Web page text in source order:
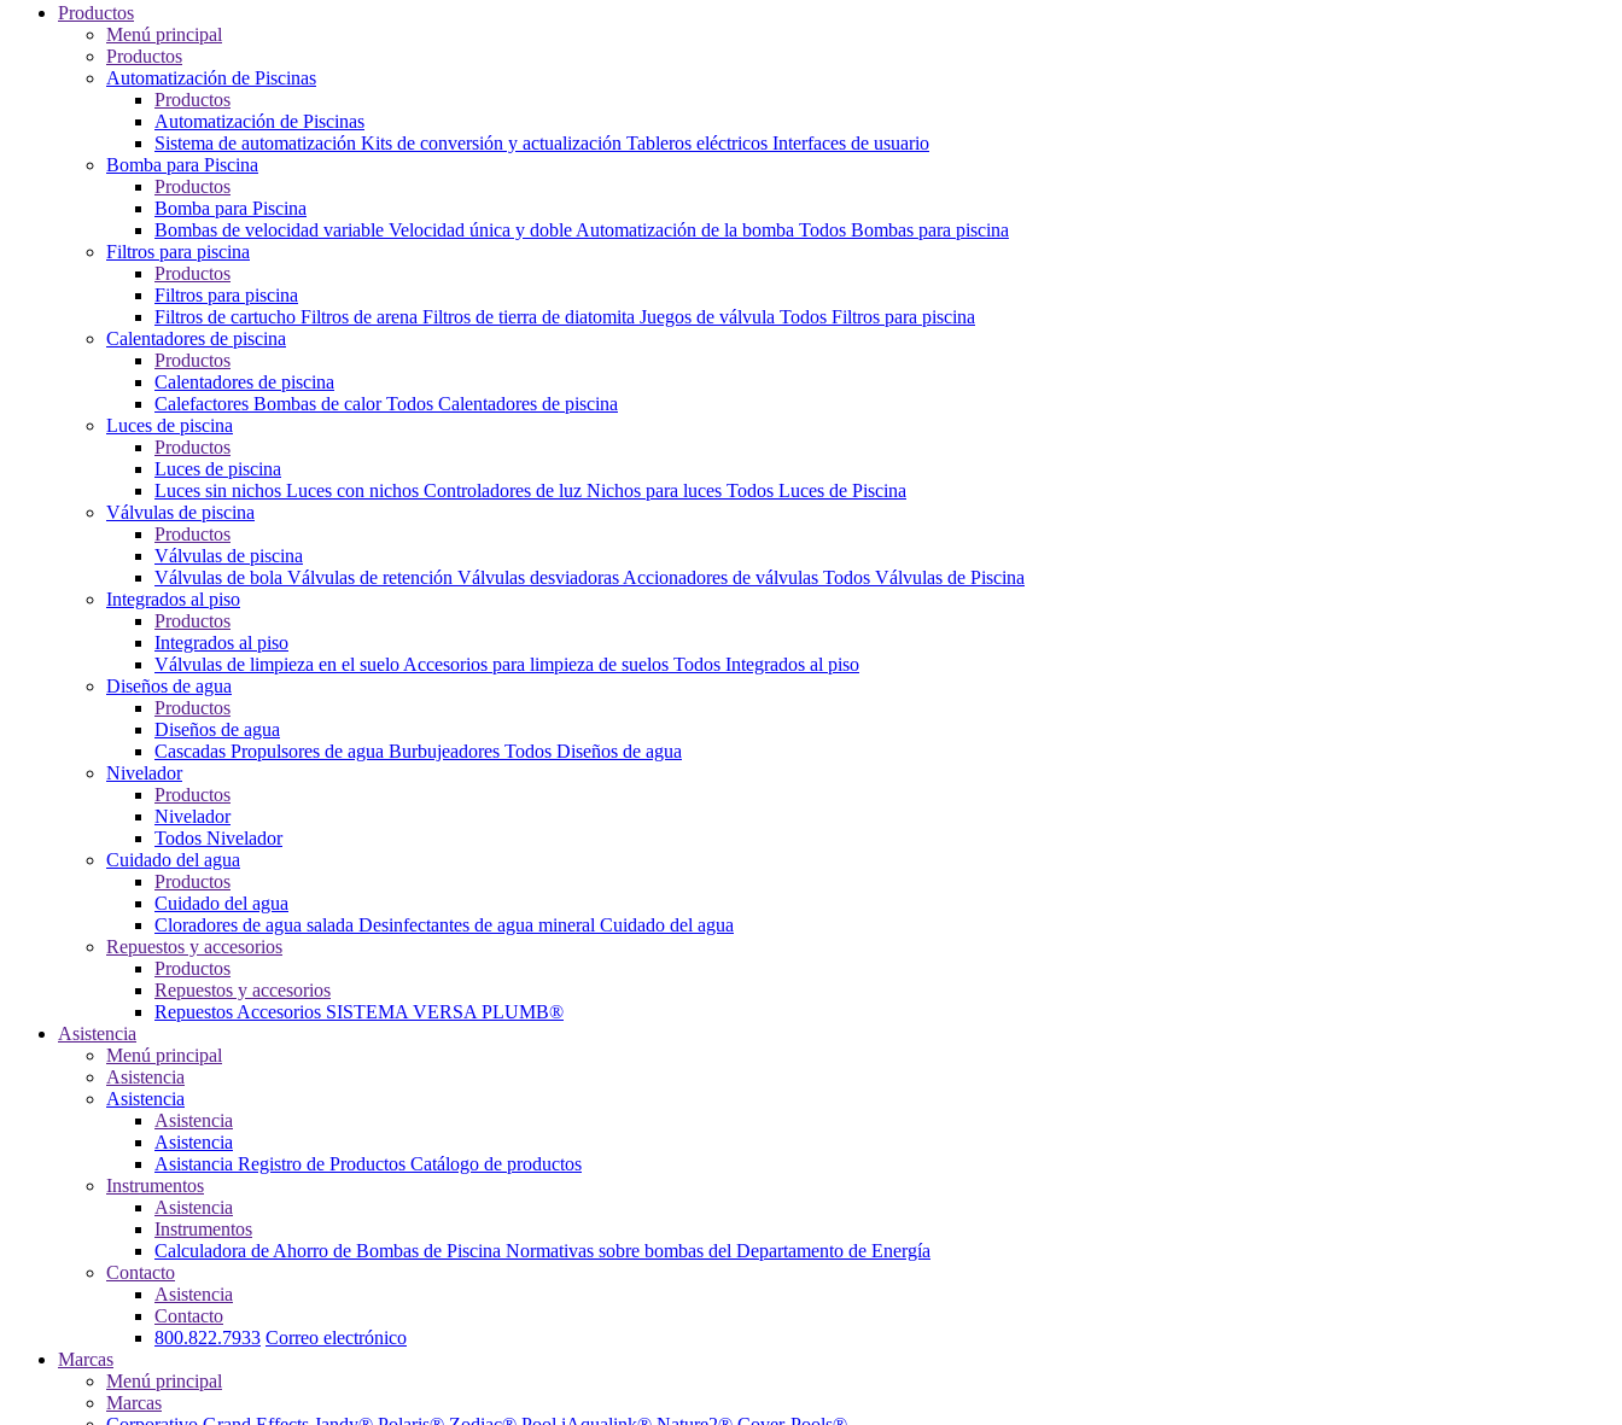
Productos
Menú principal
Productos
Automatización de Piscinas
Productos
Automatización de Piscinas
Sistema de automatización Kits de conversión y actualización Tableros eléctricos Interfaces de usuario
Bomba para Piscina
Productos
Bomba para Piscina
Bombas de velocidad variable Velocidad única y doble Automatización de la bomba Todos Bombas para piscina
Filtros para piscina
Productos
Filtros para piscina
Filtros de cartucho Filtros de arena Filtros de tierra de diatomita Juegos de válvula Todos Filtros para piscina
Calentadores de piscina
Productos
Calentadores de piscina
Calefactores Bombas de calorTodos Calentadores de piscina
Luces de piscina
Productos
Luces de piscina
Luces sin nichos Luces con nichos Controladores de luz Nichos para luces Todos Luces de Piscina
Válvulas de piscina
Productos
Válvulas de piscina
Válvulas de bola Válvulas de retención Válvulas desviadoras Accionadores de válvulas Todos Válvulas de Piscina
Integrados al piso
Productos
Integrados al piso
Válvulas de limpieza en el suelo Accesorios para limpieza de suelos Todos Integrados al piso
Diseños de agua
Productos
Diseños de agua
Cascadas Propulsores de agua Burbujeadores Todos Diseños de agua
Nivelador
Productos
Nivelador
Todos Nivelador
Cuidado del agua
Productos
Cuidado del agua
Cloradores de agua salada Desinfectantes de agua mineral Cuidado del agua
Repuestos y accesorios
Productos
Repuestos y accesorios
Repuestos Accesorios SISTEMA VERSA PLUMB®
Asistencia
Menú principal
Asistencia
Asistencia
Asistencia
Asistencia
Asistancia Registro de Productos Catálogo de productos
Instrumentos
Asistencia
Instrumentos
Calculadora de Ahorro de Bombas de Piscina Normativas sobre bombas del Departamento de Energía
Contacto
Asistencia
Contacto
800.822.7933 Correo electrónico
Marcas
Menú principal
Marcas